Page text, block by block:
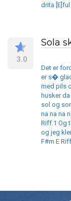
drita [E]ful
3.0
Sola
Det er
er s�
med pils
husker
sol og
na na na
Riff.1 Og
og jeg
F#m E